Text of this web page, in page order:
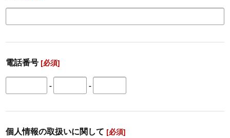
電話番号 [必須]
- -
個人情報の取扱いに関して [必須]